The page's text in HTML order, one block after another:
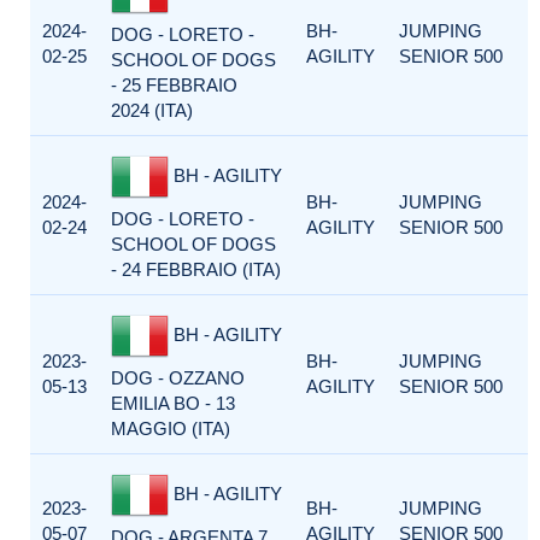
2024-
02-25
DOG - LORETO -
SCHOOL OF DOGS
- 25 FEBBRAIO
2024 (ITA)
BH-
AGILITY
JUMPING
SENIOR 500
2024-
02-24
BH - AGILITY
DOG - LORETO -
SCHOOL OF DOGS
- 24 FEBBRAIO (ITA)
BH-
AGILITY
JUMPING
SENIOR 500
2023-
05-13
BH - AGILITY
DOG - OZZANO
EMILIA BO - 13
MAGGIO (ITA)
BH-
AGILITY
JUMPING
SENIOR 500
2023-
05-07
BH - AGILITY
BH-
AGILITY
JUMPING
SENIOR 500